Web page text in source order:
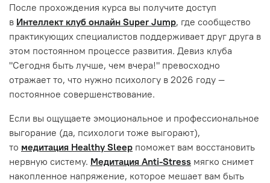
После прохождения курса вы получите доступ
в Интеллект клуб онлайн Super Jump, где сообщество
практикующих специалистов поддерживает друг друга в
этом постоянном процессе развития. Девиз клуба
"Сегодня быть лучше, чем вчера!" превосходно
отражает то, что нужно психологу в 2026 году —
постоянное совершенствование.
Если вы ощущаете эмоциональное и профессиональное
выгорание (да, психологи тоже выгорают),
то медитация Healthy Sleep поможет вам восстановить
нервную систему. Медитация Anti-Stress мягко снимет
накопленное напряжение, которое мешает вам быть